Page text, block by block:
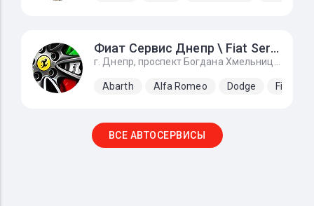
Фиат Сервис Днепр \ Fiat Service Dnipro
Abarth Alfa Romeo Dodge Fiat
ВСЕ АВТОСЕРВИСЫ